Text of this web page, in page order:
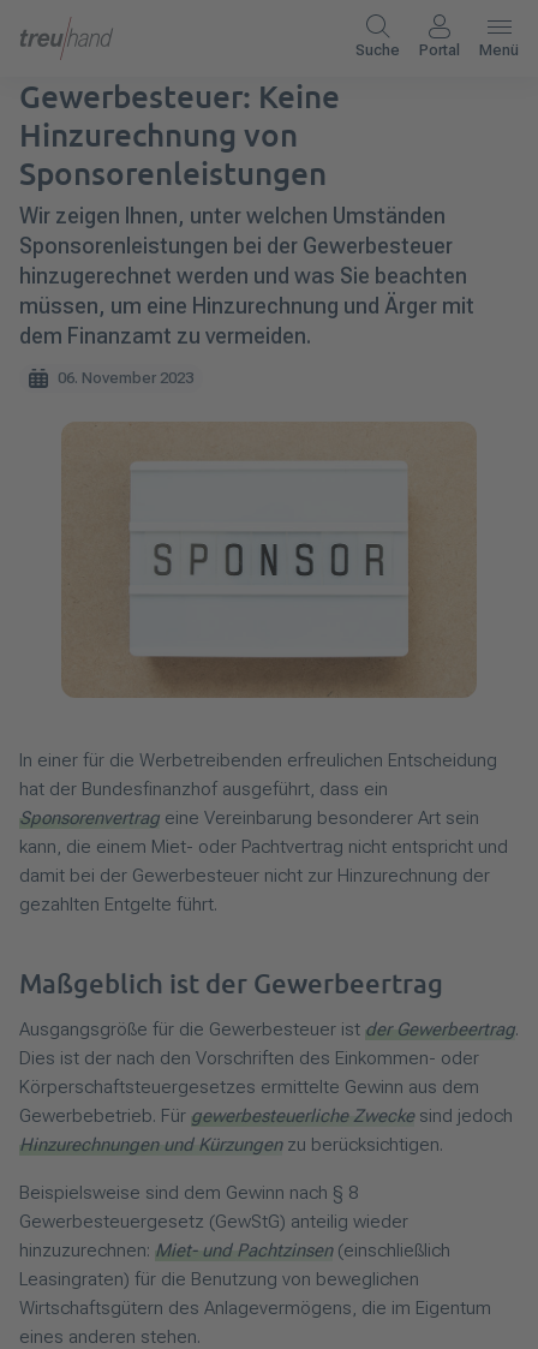
Suche Portal Menü
Gewerbesteuer: Keine
Hinzurechnung von
Sponsorenleistungen
Wir zeigen Ihnen, unter welchen Umständen
Sponsorenleistungen bei der Gewerbesteuer
hinzugerechnet werden und was Sie beachten
müssen, um eine Hinzurechnung und Ärger mit
dem Finanzamt zu vermeiden.
06. November 2023
In einer für die Werbetreibenden erfreulichen Entscheidung
hat der Bundesfinanzhof ausgeführt, dass ein
Sponsorenvertrag eine Vereinbarung besonderer Art sein
kann, die einem Miet- oder Pachtvertrag nicht entspricht und
damit bei der Gewerbesteuer nicht zur Hinzurechnung der
gezahlten Entgelte führt.
Maßgeblich ist der Gewerbeertrag
Ausgangsgröße für die Gewerbesteuer ist der Gewerbeertrag.
Dies ist der nach den Vorschriften des Einkommen- oder
Körperschaftsteuergesetzes ermittelte Gewinn aus dem
Gewerbebetrieb. Für gewerbesteuerliche Zweckesind jedoch
Hinzurechnungen und Kürzungenzu berücksichtigen.
Beispielsweise sind dem Gewinn nach § 8
Gewerbesteuergesetz (GewStG) anteilig wieder
hinzuzurechnen: Miet- und Pachtzinsen(einschließlich
Leasingraten) für die Benutzung von beweglichen
Wirtschaftsgütern des Anlagevermögens, die im Eigentum
eines anderen stehen.